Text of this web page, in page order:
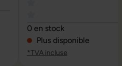
Note moyenne de 0 sur 5
0 en stock
Plus disponible
*TVA incluse